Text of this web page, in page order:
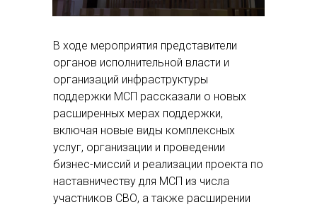
В ходе мероприятия представители
органов исполнительной власти и
организаций инфраструктуры
поддержки МСП рассказали о новых
расширенных мерах поддержки,
включая новые виды комплексных
услуг, организации и проведении
бизнес-миссий и реализации проекта по
наставничеству для МСП из числа
участников СВО, а также расширении